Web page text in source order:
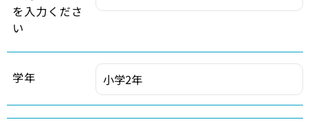
を入力くださ
い
学年